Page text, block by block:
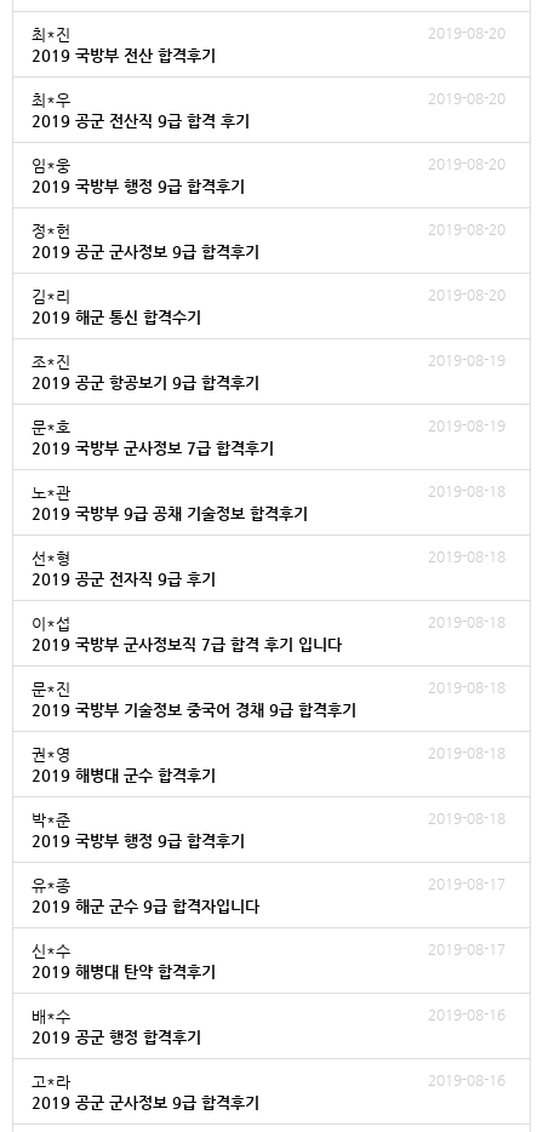
최*진 2019-08-20
2019 국방부 전산 합격후기
최*우 2019-08-20
2019 공군 전산직 9급 합격 후기
임*웅 2019-08-20
2019 국방부 행정 9급 합격후기
정*헌 2019-08-20
2019 공군 군사정보 9급 합격후기
김*리 2019-08-20
2019 해군 통신 합격수기
조*진 2019-08-19
2019 공군 항공보기 9급 합격후기
문*호 2019-08-19
2019 국방부 군사정보 7급 합격후기
노*관 2019-08-18
2019 국방부 9급 공채 기술정보 합격후기
선*형 2019-08-18
2019 공군 전자직 9급 후기
이*섭 2019-08-18
2019 국방부 군사정보직 7급 합격 후기 입니다
문*진 2019-08-18
2019 국방부 기술정보 중국어 경채 9급 합격후기
권*영 2019-08-18
2019 해병대 군수 합격후기
박*준 2019-08-18
2019 국방부 행정 9급 합격후기
유*종 2019-08-17
2019 해군 군수 9급 합격자입니다
신*수 2019-08-17
2019 해병대 탄약 합격후기
배*수 2019-08-16
2019 공군 행정 합격후기
고*라 2019-08-16
2019 공군 군사정보 9급 합격후기